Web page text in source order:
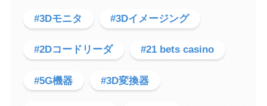
#3Dモニタ #3Dイメージング
#2Dコードリーダ #21 bets casino
#5G機器 #3D変換器